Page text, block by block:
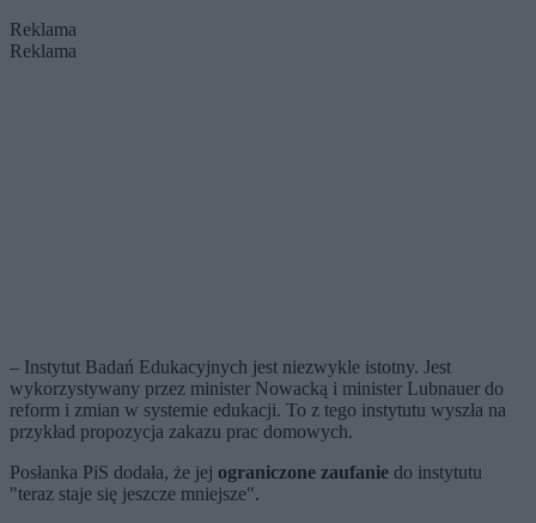
Reklama
Reklama
– Instytut Badań Edukacyjnych jest niezwykle istotny. Jest
wykorzystywany przez minister Nowacką i minister Lubnauer do
reform i zmian w systemie edukacji. To z tego instytutu wyszła na
przykład propozycja zakazu prac domowych.
Posłanka PiS dodała, że jej ograniczone zaufanie do instytutu
"teraz staje się jeszcze mniejsze".